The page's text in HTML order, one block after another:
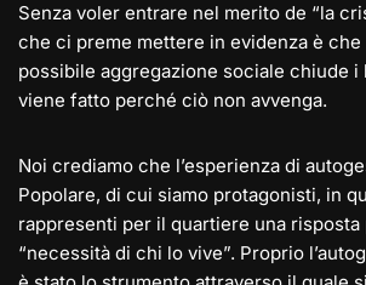
Senza voler entrare nel merito de “la
che ci preme mettere in evidenza è
possibile aggregazione sociale chiude i
viene fatto perché ciò non avvenga.
Noi crediamo che l’esperienza di
Popolare, di cui siamo protagonisti, in
rappresenti per il quartiere una risposta
“necessità di chi lo vive”. Proprio